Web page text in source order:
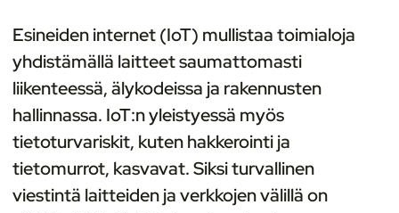
Esineiden internet (IoT) mullistaa toimialoja
yhdistämällä laitteet saumattomasti
liikenteessä, älykodeissa ja rakennusten
hallinnassa. IoT:n yleistyessä myös
tietoturvariskit, kuten hakkerointi ja
tietomurrot, kasvavat. Siksi turvallinen
viestintä laitteiden ja verkkojen välillä on